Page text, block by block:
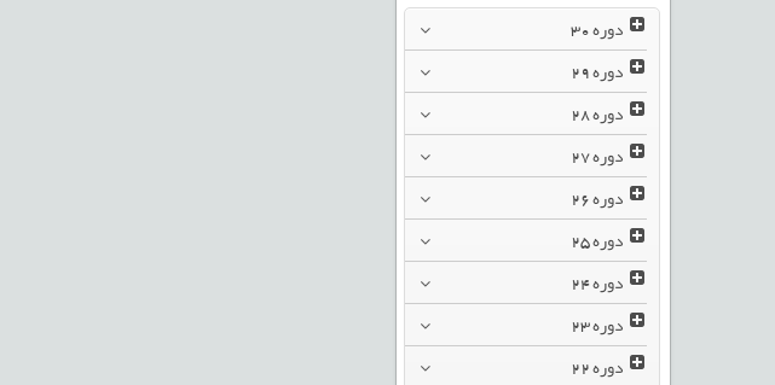
دوره
دوره
دوره
دوره
دوره
دوره
دوره
دوره
دوره